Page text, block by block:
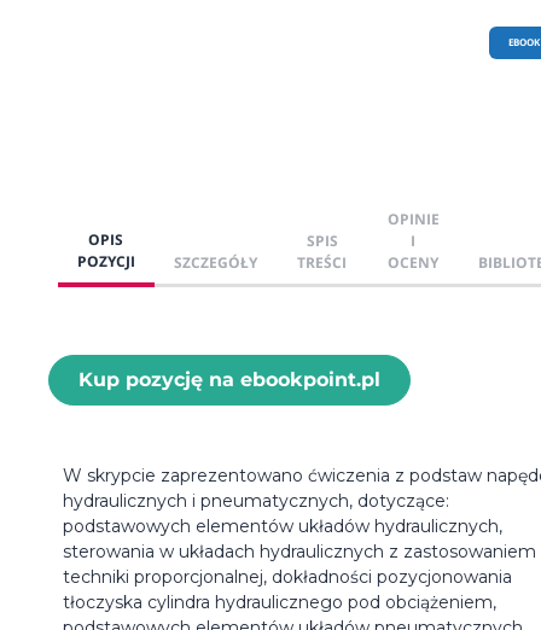
EBOOK
OPIS
POZYCJI
SZCZEGÓŁY
SPIS
TREŚCI
OPINIE
I
OCENY
Kup pozycję na ebookpoint.pl
W skrypcie zaprezentowano ćwiczenia z podstaw
hydraulicznych i pneumatycznych, dotyczące:
podstawowych elementów układów hydraulicznych,
sterowania w układach hydraulicznych z zastosowaniem
techniki proporcjonalnej, dokładności pozycjonowania
tłoczyska cylindra hydraulicznego pod obciążeniem,